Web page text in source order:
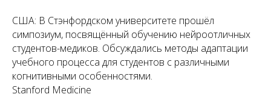
США: В Стэнфордском университете прошёл
симпозиум, посвящённый обучению нейроотличных
студентов-медиков. Обсуждались методы адаптации
учебного процесса для студентов с различными
когнитивными особенностями.
Stanford Medicine